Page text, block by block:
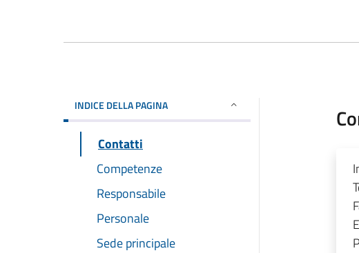
INDICE DELLA PAGINA
Contatti
Competenze
Responsabile
Personale
Sede principale